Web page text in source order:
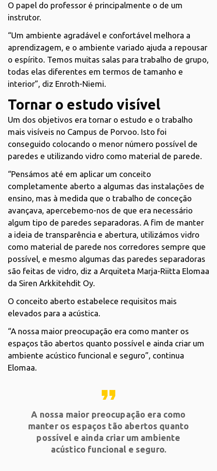
O papel do professor é principalmente o de um
instrutor.
“Um ambiente agradável e confortável melhora a
aprendizagem, e o ambiente variado ajuda a repousar
o espírito. Temos muitas salas para trabalho de grupo,
todas elas diferentes em termos de tamanho e
interior”, diz Enroth-Niemi.
Tornar o estudo visível
Um dos objetivos era tornar o estudo e o trabalho
mais visíveis no Campus de Porvoo. Isto foi
conseguido colocando o menor número possível de
paredes e utilizando vidro como material de parede.
“Pensámos até em aplicar um conceito
completamente aberto a algumas das instalações de
ensino, mas à medida que o trabalho de conceção
avançava, apercebemo-nos de que era necessário
algum tipo de paredes separadoras. A fim de manter
a ideia de transparência e abertura, utilizámos vidro
como material de parede nos corredores sempre que
possível, e mesmo algumas das paredes separadoras
são feitas de vidro, diz a Arquiteta Marja-Riitta Elomaa
da Siren Arkkitehdit Oy.
O conceito aberto estabelece requisitos mais
elevados para a acústica.
“A nossa maior preocupação era como manter os
espaços tão abertos quanto possível e ainda criar um
ambiente acústico funcional e seguro”, continua
Elomaa.
format_quote
A nossa maior preocupação era como
manter os espaços tão abertos quanto
possível e ainda criar um ambiente
acústico funcional e seguro.